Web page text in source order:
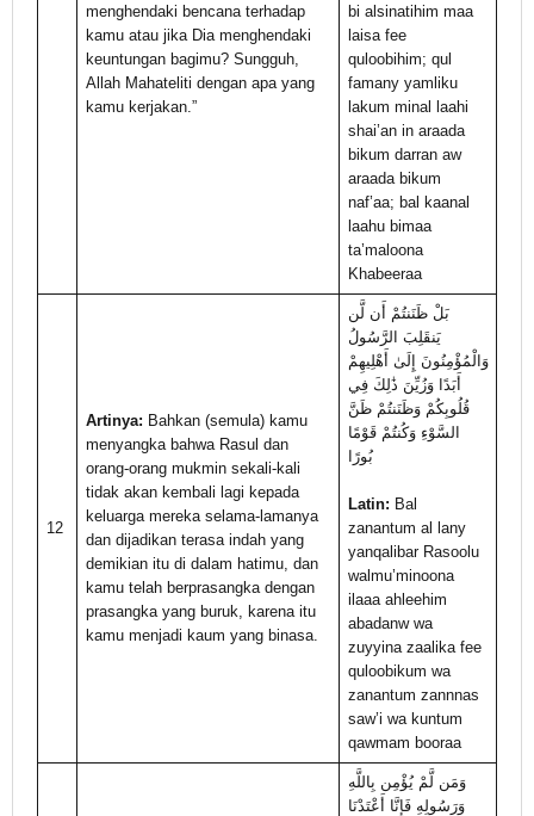
menghendaki bencana terhadap
kamu atau jika Dia menghendaki
keuntungan bagimu? Sungguh,
Allah Mahateliti dengan apa yang
kamu kerjakan.”
bi alsinatihim maa
laisa fee
quloobihim; qul
famany yamliku
lakum minal laahi
shai’an in araada
bikum darran aw
araada bikum
naf’aa; bal kaanal
laahu bimaa
ta’maloona
Khabeeraa
12
Artinya: Bahkan (semula) kamu
menyangka bahwa Rasul dan
orang-orang mukmin sekali-kali
tidak akan kembali lagi kepada
keluarga mereka selama-lamanya
dan dijadikan terasa indah yang
demikian itu di dalam hatimu, dan
kamu telah berprasangka dengan
prasangka yang buruk, karena itu
kamu menjadi kaum yang binasa.
بَلْ ظَنَنتُمْ أَن لَّن
يَنقَلِبَ الرَّسُولُ
وَالْمُؤْمِنُونَ إِلَىٰ أَهْلِيهِمْ
أَبَدًا وَزُيِّنَ ذَٰلِكَ فِي
قُلُوبِكُمْ وَظَنَنتُمْ ظَنَّ
السَّوْءِ وَكُنتُمْ قَوْمًا
بُورًا
Latin: Bal
zanantum al lany
yanqalibar Rasoolu
walmu’minoona
ilaaa ahleehim
abadanw wa
zuyyina zaalika fee
quloobikum wa
zanantum zannnas
saw’i wa kuntum
qawmam booraa
وَمَن لَّمْ يُؤْمِن بِاللَّهِ
وَرَسُولِهِ فَإِنَّا أَعْتَدْنَا